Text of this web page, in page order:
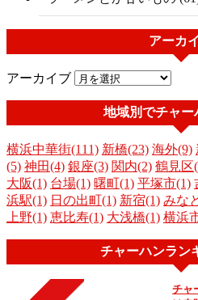
アーカ
アーカイブ
地域別でチャー
横浜中華街(111) 新橋(23) 海外(9)
(5) 神田(4) 銀座(3) 関内(2) 鶴見区
大阪(1) 台場(1) 曙町(1) 平塚市(1)
浜駅(1) 日の出町(1) 新宿(1) みな
上野(1) 恵比寿(1) 大浅橋(1) 横浜
チャーハンラン
チャ